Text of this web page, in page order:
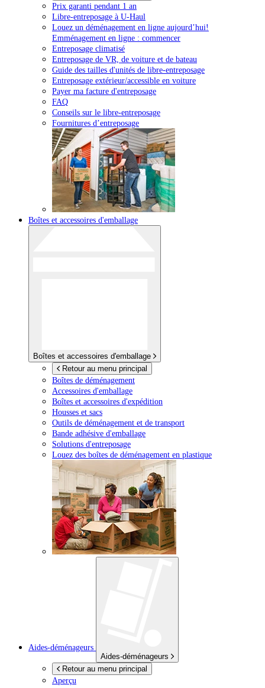
Prix garanti pendant 1 an
Libre-entreposage à U-Haul
Louez un déménagement en ligne aujourd’hui!
Emménagement en ligne : commencer
Entreposage climatisé
Entreposage de VR, de voiture et de bateau
Guide des tailles d'unités de libre-entreposage
Entreposage extérieur/accessible en voiture
Payer ma facture d'entreposage
FAQ
Conseils sur le libre-entreposage
Fournitures d’entreposage
Boîtes et accessoires d'emballage
Boîtes et accessoires d'emballage
Retour au menu principal
Boîtes de déménagement
Accessoires d'emballage
Boîtes et accessoires d'expédition
Housses et sacs
Outils de déménagement et de transport
Bande adhésive d'emballage
Solutions d'entreposage
Louez des boîtes de déménagement en plastique
Aides-déménageurs
Aides-déménageurs
Retour au menu principal
Aperçu